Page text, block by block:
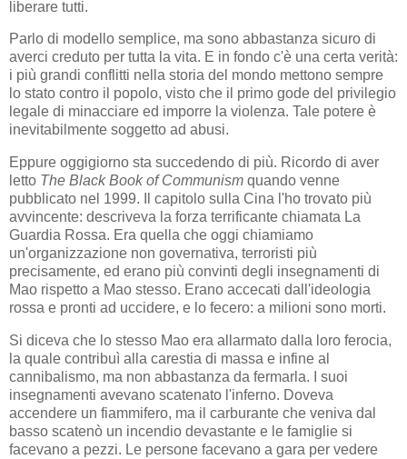
liberare tutti.
Parlo di modello semplice, ma sono abbastanza sicuro di
averci creduto per tutta la vita. E in fondo c'è una certa verità:
i più grandi conflitti nella storia del mondo mettono sempre
lo stato contro il popolo, visto che il primo gode del privilegio
legale di minacciare ed imporre la violenza. Tale potere è
inevitabilmente soggetto ad abusi.
Eppure oggigiorno sta succedendo di più. Ricordo di aver
letto The Black Book of Communism quando venne
pubblicato nel 1999. Il capitolo sulla Cina l'ho trovato più
avvincente: descriveva la forza terrificante chiamata La
Guardia Rossa. Era quella che oggi chiamiamo
un'organizzazione non governativa, terroristi più
precisamente, ed erano più convinti degli insegnamenti di
Mao rispetto a Mao stesso. Erano accecati dall'ideologia
rossa e pronti ad uccidere, e lo fecero: a milioni sono morti.
Si diceva che lo stesso Mao era allarmato dalla loro ferocia,
la quale contribuì alla carestia di massa e infine al
cannibalismo, ma non abbastanza da fermarla. I suoi
insegnamenti avevano scatenato l'inferno. Doveva
accendere un fiammifero, ma il carburante che veniva dal
basso scatenò un incendio devastante e le famiglie si
facevano a pezzi. Le persone facevano a gara per vedere